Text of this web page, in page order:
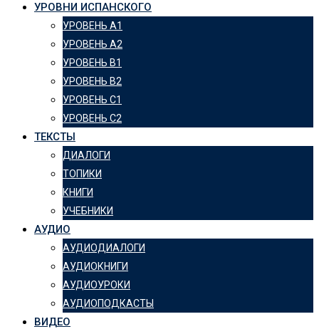
УРОВНИ ИСПАНСКОГО
УРОВЕНЬ А1
УРОВЕНЬ А2
УРОВЕНЬ B1
УРОВЕНЬ B2
УРОВЕНЬ C1
УРОВЕНЬ C2
ТЕКСТЫ
ДИАЛОГИ
ТОПИКИ
КНИГИ
УЧЕБНИКИ
АУДИО
АУДИОДИАЛОГИ
АУДИОКНИГИ
АУДИОУРОКИ
АУДИОПОДКАСТЫ
ВИДЕО